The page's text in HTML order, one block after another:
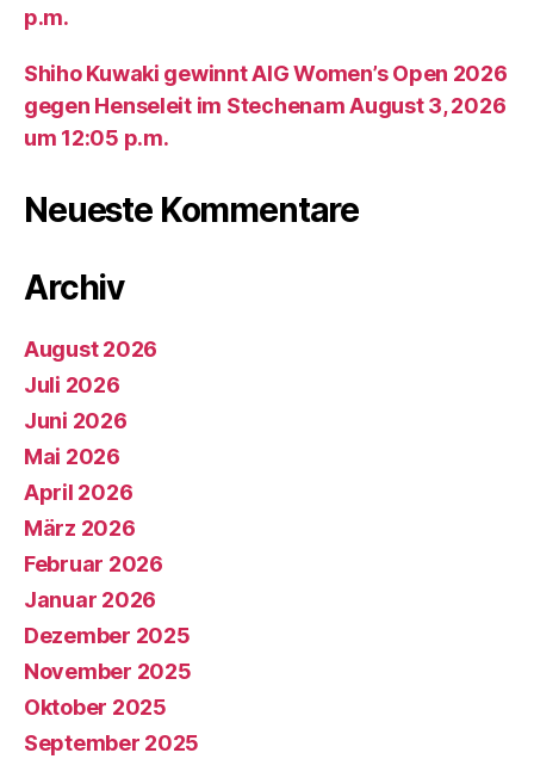
p.m.
Shiho Kuwaki gewinnt AIG Women’s Open 2026
gegen Henseleit im Stechenam August 3, 2026
um 12:05 p.m.
Neueste Kommentare
Archiv
August 2026
Juli 2026
Juni 2026
Mai 2026
April 2026
März 2026
Februar 2026
Januar 2026
Dezember 2025
November 2025
Oktober 2025
September 2025